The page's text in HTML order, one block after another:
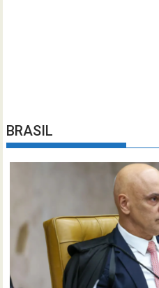
BRASIL